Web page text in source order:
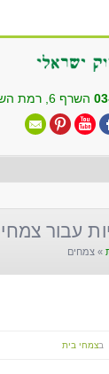
השרף 6, רמת השרון
עבור
» צמחים
בצמחי בית